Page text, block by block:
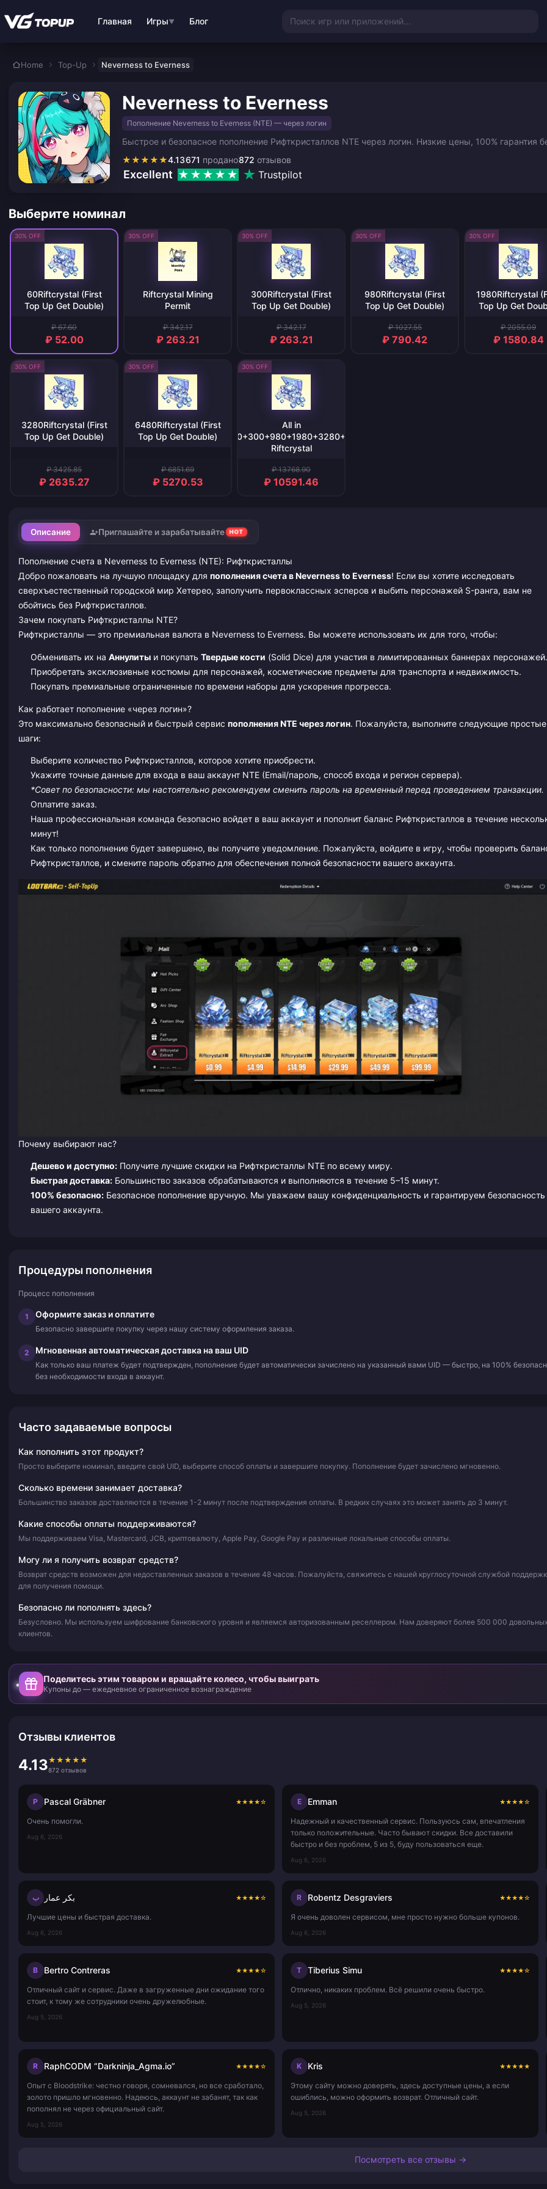
Главная Игры▼ Блог Поиск игр или приложений...
Home Top-Up Neverness to Everness
Neverness to Everness
Пополнение Neverness to Everness (NTE) — через логин
Быстрое и безопасное пополнение Рифткристаллов NTE через логин. Низкие цены, 100% гарантия
★★★★★4.13 872 отзывов
671 продано
Excellent Trustpilot
Выберите номинал
30% OFF
60Riftcrystal (First
Top Up Get Double)
₽ 67.60
₽ 52.00
30% OFF
Riftcrystal Mining
Permit
₽ 342.17
₽ 263.21
30% OFF
300Riftcrystal (First
Top Up Get Double)
₽ 342.17
₽ 263.21
30% OFF
980Riftcrystal (First
Top Up Get Double)
₽ 1027.55
₽ 790.42
30% OFF
1980Riftcrystal
Top Up Get
₽ 2055.09
₽ 1580.84
30% OFF
3280Riftcrystal (First
Top Up Get Double)
₽ 3425.85
₽ 2635.27
30% OFF
6480Riftcrystal (First
Top Up Get Double)
₽ 6851.69
₽ 5270.53
30% OFF
All in
One（60+300+980+1980+3280+6480）
Riftcrystal
₽ 13768.90
₽ 10591.46
Описание Приглашайте и зарабатывайте HOT
Пополнение счета в Neverness to Everness (NTE): Рифткристаллы
Добро пожаловать на лучшую площадку для пополнения счета в Neverness to Everness! Если вы хотите исследовать
сверхъестественный городской мир Хетерео, заполучить первоклассных эсперов и выбить персонажей S-ранга, вам не
обойтись без Рифткристаллов.
Зачем покупать Рифткристаллы NTE?
Рифткристаллы — это премиальная валюта в Neverness to Everness. Вы можете использовать их для того, чтобы:
Обменивать их на Аннулитыи покупать Твердые кости (Solid Dice) для участия в лимитированных баннерах персонажей.
Приобретать эксклюзивные костюмы для персонажей, косметические предметы для транспорта и недвижимость.
Покупать премиальные ограниченные по времени наборы для ускорения прогресса.
Как работает пополнение «через логин»?
Это максимально безопасный и быстрый сервис пополнения NTE через логин. Пожалуйста, выполните следующие простые
шаги:
Выберите количество Рифткристаллов, которое хотите приобрести.
Укажите точные данные для входа в ваш аккаунт NTE (Email/пароль, способ входа и регион сервера).
*Совет по безопасности: мы настоятельно рекомендуем сменить пароль на временный перед проведением транзакции.
Оплатите заказ.
Наша профессиональная команда безопасно войдет в ваш аккаунт и пополнит баланс Рифткристаллов в течение
минут!
Как только пополнение будет завершено, вы получите уведомление. Пожалуйста, войдите в игру, чтобы проверить
Рифткристаллов, и смените пароль обратно для обеспечения полной безопасности вашего аккаунта.
Почему выбирают нас?
Дешево и доступно:Получите лучшие скидки на Рифткристаллы NTE по всему миру.
Быстрая доставка:Большинство заказов обрабатываются и выполняются в течение 5–15 минут.
100% безопасно:Безопасное пополнение вручную. Мы уважаем вашу конфиденциальность и гарантируем безопасность
вашего аккаунта.
Процедуры пополнения
Процесс пополнения
1 Оформите заказ и оплатите
Безопасно завершите покупку через нашу систему оформления заказа.
2 Мгновенная автоматическая доставка на ваш UID
Как только ваш платеж будет подтвержден, пополнение будет автоматически зачислено на указанный вами UID — быстро, на 100%
без необходимости входа в аккаунт.
Часто задаваемые вопросы
Как пополнить этот продукт?
Просто выберите номинал, введите свой UID, выберите способ оплаты и завершите покупку. Пополнение будет зачислено мгновенно.
Сколько времени занимает доставка?
Большинство заказов доставляются в течение 1-2 минут после подтверждения оплаты. В редких случаях это может занять до 3 минут.
Какие способы оплаты поддерживаются?
Мы поддерживаем Visa, Mastercard, JCB, криптовалюту, Apple Pay, Google Pay и различные локальные способы оплаты.
Могу ли я получить возврат средств?
Возврат средств возможен для недоставленных заказов в течение 48 часов. Пожалуйста, свяжитесь с нашей круглосуточной службой
для получения помощи.
Безопасно ли пополнять здесь?
Безусловно. Мы используем шифрование банковского уровня и являемся авторизованным реселлером. Нам доверяют более 500 000
клиентов.
Поделитесь этим товаром и вращайте колесо, чтобы выиграть
Купоны до — ежедневное ограниченное вознаграждение
Отзывы клиентов
4.13★ ★ ★ ★ ★
872 отзывов
P Pascal Gräbner ★★★★☆
Очень помогли.
Aug 6, 2026
E Emman ★★★★☆
Надежный и качественный сервис. Пользуюсь сам, впечатления
только положительные. Часто бывают скидки. Все доставили
быстро и без проблем, 5 из 5, буду пользоваться еще.
Aug 6, 2026
ب بكر عمار ★★★★☆
Лучшие цены и быстрая доставка.
Aug 6, 2026
R Robentz Desgraviers ★★★★☆
Я очень доволен сервисом, мне просто нужно больше купонов.
Aug 6, 2026
B Bertro Contreras ★★★★☆
Отличный сайт и сервис. Даже в загруженные дни ожидание того
стоит, к тому же сотрудники очень дружелюбные.
Aug 5, 2026
T Tiberius Simu ★★★★☆
Отлично, никаких проблем. Всё решили очень быстро.
Aug 5, 2026
R RaphCODM “Darkninja_Agma.io” ★★★★☆
Опыт с Bloodstrike: честно говоря, сомневался, но все сработало,
золото пришло мгновенно. Надеюсь, аккаунт не забанят, так как
пополнял не через официальный сайт.
Aug 5, 2026
K Kris ★★★★★
Этому сайту можно доверять, здесь доступные цены, а если
ошиблись, можно оформить возврат. Отличный сайт.
Aug 5, 2026
Посмотреть все отзывы →